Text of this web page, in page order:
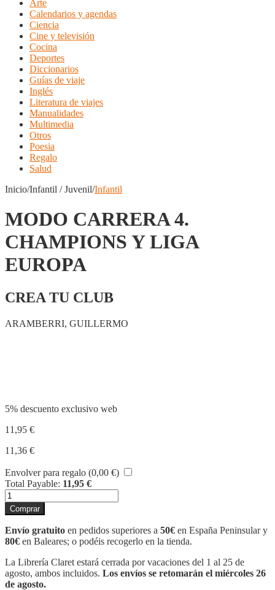
Arte
Calendarios y agendas
Ciencia
Cine y televisión
Cocina
Deportes
Diccionarios
Guías de viaje
Inglés
Literatura de viajes
Manualidades
Multimedia
Otros
Poesia
Regalo
Salud
Inicio/Infantil / Juvenil/Infantil
MODO CARRERA 4.
CHAMPIONS Y LIGA
EUROPA
CREA TU CLUB
ARAMBERRI, GUILLERMO
5% descuento exclusivo web
11,95 €
11,36 €
Envolver para regalo (0,00 €)
Total Payable: 11,95 €
MODO
CARRERA
4.
CHAMPIONS
Y
EUROPA
cantidad
Comprar
Envío gratuito en pedidos superiores a 50€ en España Peninsular y
80€ en Baleares; o podéis recogerlo en la tienda.
La Librería Claret estará cerrada por vacaciones del 1 al 25 de
agosto, ambos incluidos. Los envíos se retomarán el miércoles 26
de agosto.